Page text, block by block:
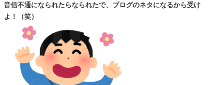
音信不通になられたらなられたで、ブログのネタになるから受け
よ！（笑）